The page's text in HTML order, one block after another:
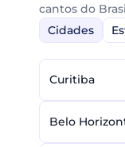
cantos do
Cidades
Curitiba
Belo